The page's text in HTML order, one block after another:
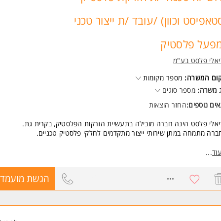
מיועדת לנשים ולגברים כאחד.
וכוון) /עובד /ת ייצור טכני
פלסטיק
פלסט בע"מ
המשרה: מספר מקומות
משרה: מספר סוגים
נוספים:החזר הוצאות
פלסט הינה חברה מובילה בתעשיית הזרקות הפלסטיק, בקרית גת.
מתמחה במתן שירותי ייצור מתקדמים לחלקי פלסטיק טכניים.
כדאי לכם לעבוד אצלנו?
משמרות לילה. ימים א'-ה'.
נסיעות מלא אל ומהעבודה - דלק מלא לבעלי רכב או תחבורה למי שאין.
אמיתית לצמוח מקצועית ולהתפתח יחד עם המפעל; תוכניות
עוד...
הגשת